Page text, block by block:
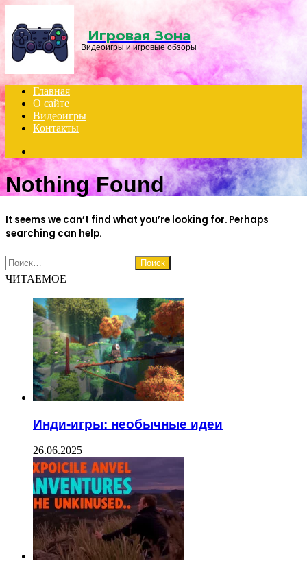
Игровая Зона
Видеоигры и игровые обзоры
Главная
О сайте
Видеоигры
Контакты
for
Nothing Found
It seems we can’t find what you’re looking for. Perhaps
searching can help.
Найти:
ЧИТАЕМОЕ
Инди-игры: необычные идеи
26.06.2025